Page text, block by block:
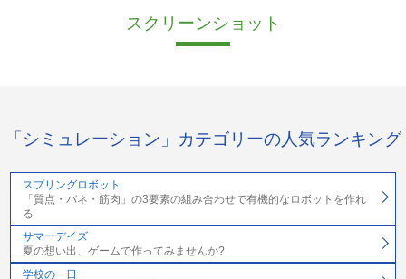
スクリーンショット
「シミュレーション」カテゴリーの人気ランキング
スプリングロボット
「質点・バネ・筋肉」の3要素の組み合わせで有機的なロボットを作れ
る
サマーデイズ
夏の想い出、ゲームで作ってみませんか?
学校の一日